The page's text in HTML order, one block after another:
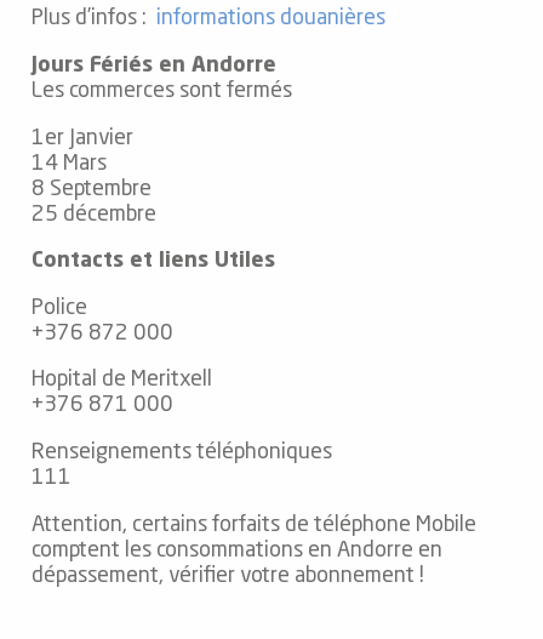
Plus d’infos : informations douanières
Jours Fériés en Andorre
Les commerces sont fermés
1er Janvier
14 Mars
8 Septembre
25 décembre
Contacts et liens Utiles
Police
+376 872 000
Hopital de Meritxell
+376 871 000
Renseignements téléphoniques
111
Attention, certains forfaits de téléphone Mobile
comptent les consommations en Andorre en
dépassement, vérifier votre abonnement !